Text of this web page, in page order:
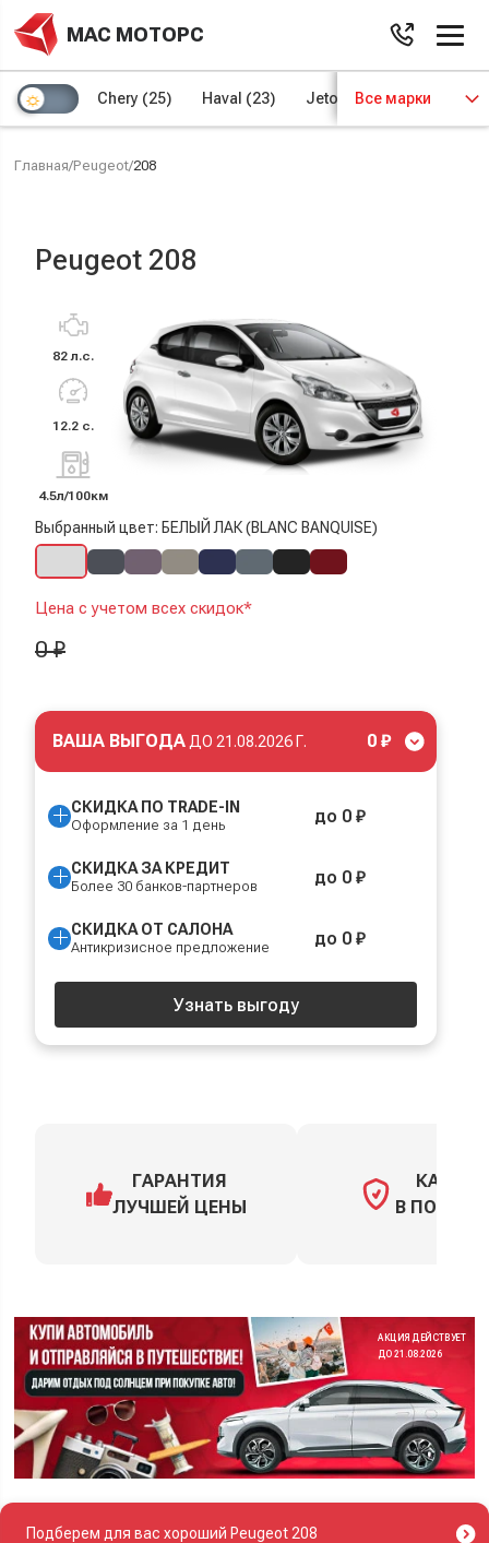
МАС МОТОРС
Chery (25) Haval (23) Jetour (8) Kaiyi (4)
Все марки
Главная/Peugeot/208
Peugeot 208
82 л.с.
12.2 с.
4.5л/100км
Выбранный цвет: БЕЛЫЙ ЛАК (BLANC BANQUISE)
Цена с учетом всех скидок*
0 ₽
ВАША ВЫГОДА ДО 21.08.2026 Г. 0 ₽
СКИДКА ПО TRADE-IN
Оформление за 1 день до 0 ₽
СКИДКА ЗА КРЕДИТ
Более 30 банков-партнеров до 0 ₽
СКИДКА ОТ САЛОНА
Антикризисное предложение до 0 ₽
Узнать выгоду
ГАРАНТИЯ
ЛУЧШЕЙ ЦЕНЫ
КАСКО
В
АКЦИЯ ДЕЙСТВУЕТ
ДО 21.08.2026
Подберем для вас хороший Peugeot 208